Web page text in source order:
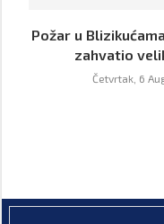
Požar u
zahvatio
Četvrtak, 6